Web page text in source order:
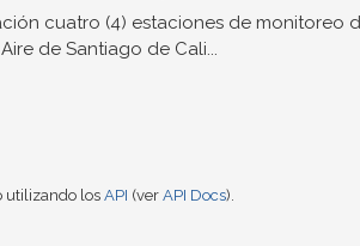
cuatro (4) estaciones de monitoreo
de Santiago de Cali...
utilizando los API (ver API Docs).